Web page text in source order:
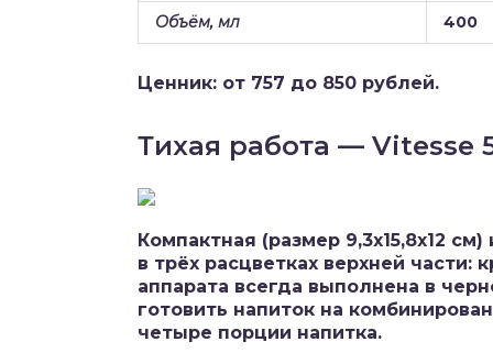
Объём, мл 400
Ценник: от 757 до 850 рублей.
Тихая работа — Vitesse
Компактная (размер 9,3х15,8х12
в трёх расцветках верхней части:
аппарата всегда выполнена в
готовить напиток на
четыре порции напитка.